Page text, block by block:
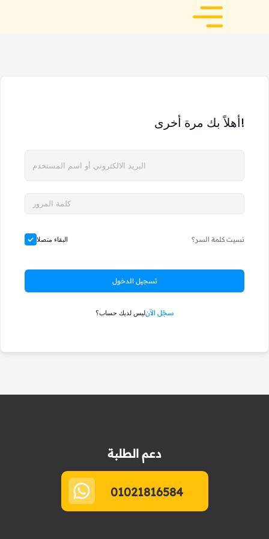
أهلاً بك مرة أخرى!
البقاء متصلا نسيت كلمة السر؟
تسجيل الدخول
ليس لديك حساب؟سجّل الآن
دعم الطلبة
01021816584